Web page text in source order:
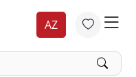
AZ